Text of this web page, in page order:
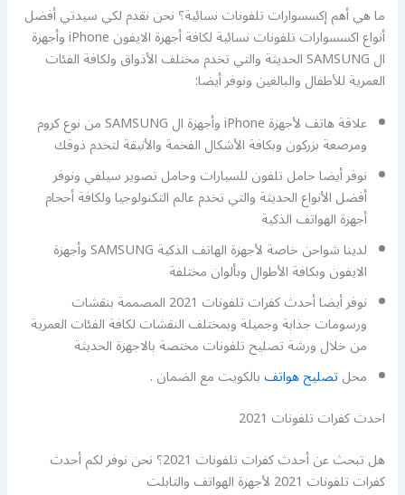
ما هي أهم إكسسوارات تلفونات نسائية؟ نحن نقدم لكي سيدتي أفضل
أنواع اكسسوارات تلفونات نسائية لكافة أجهزة الايفون iPhone وأجهزة
ال SAMSUNG الحديثة والتي تخدم مختلف الأذواق ولكافة الفئات
العمرية للأطفال والبالغين ونوفر أيضا:
علاقة هاتف لأجهزة iPhone وأجهزة ال SAMSUNG من نوع كروم
ومرصعة بزركون وبكافة الأشكال الفخمة والأنيقة لتخدم ذوقك
نوفر أيضا حامل تلفون للسيارات وحامل تصوير سيلفي ونوفر
أفضل الأنواع الحديثة والتي تخدم عالم التكنولوجيا ولكافة أحجام
أجهزة الهواتف الذكية
لدينا شواحن خاصة لأجهزة الهاتف الذكية SAMSUNG وأجهزة
الايفون وبكافة الأطوال وبألوان مختلفة
نوفر أيضا أحدث كفرات تلفونات 2021 المصممة بنقشات
ورسومات جذابة وجميلة وبمختلف النقشات لكافة الفئات العمرية
من خلال ورشة تصليح تلفونات مختصة بالاجهزة الحديثة
محلتصليح هواتفبالكويت مع الضمان .
احدث كفرات تلفونات 2021
هل تبحث عن أحدث كفرات تلفونات 2021؟ نحن نوفر لكم أحدث
كفرات تلفونات 2021 لأجهزة الهواتف والتابلت